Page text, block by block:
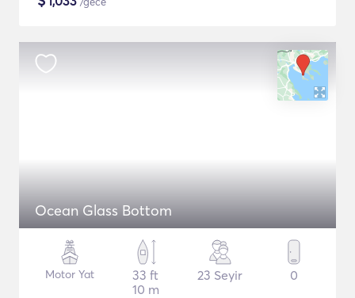
Ocean Glass Bottom
Motor Yat
33 ft
10 m
23 Seyir 0